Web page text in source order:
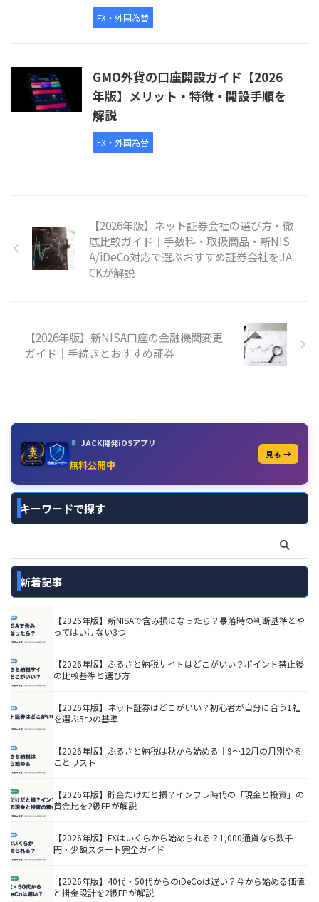
FX・外国為替
GMO外貨の口座開設ガイド【2026
年版】メリット・特徴・開設手順を
解説
FX・外国為替
【2026年版】ネット証券会社の選び方・徹
底比較ガイド｜手数料・取扱商品・新NIS
A/iDeCo対応で選ぶおすすめ証券会社をJA
CKが解説
【2026年版】新NISA口座の金融機関変更
ガイド｜手続きとおすすめ証券
JACK開発iOSアプリ
無料公開中
見る →
キーワードで探す
新着記事
【2026年版】新NISAで含み損になったら？暴落時の判断基準とや
ってはいけない3つ
【2026年版】ふるさと納税サイトはどこがいい？ポイント禁止後
の比較基準と選び方
【2026年版】ネット証券はどこがいい？初心者が自分に合う1社
を選ぶ5つの基準
【2026年版】ふるさと納税は秋から始める｜9〜12月の月別やる
ことリスト
【2026年版】貯金だけだと損？インフレ時代の「現金と投資」の
黄金比を2級FPが解説
【2026年版】FXはいくらから始められる？1,000通貨なら数千
円・少額スタート完全ガイド
【2026年版】40代・50代からのiDeCoは遅い？今から始める価値
と掛金設計を2級FPが解説